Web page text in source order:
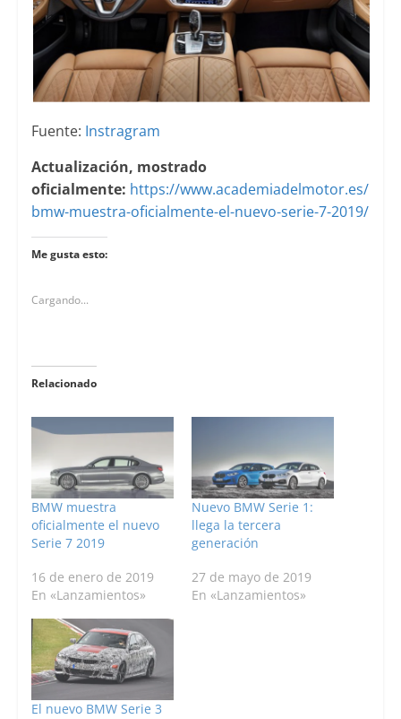
Fuente: Instragram
Actualización, mostrado
oficialmente: https://www.academiadelmotor.es/
bmw-muestra-oficialmente-el-nuevo-serie-7-2019/
Me gusta esto:
Cargando...
Relacionado
BMW muestra
oficialmente el nuevo
Serie 7 2019
16 de enero de 2019
En «Lanzamientos»
Nuevo BMW Serie 1:
llega la tercera
generación
27 de mayo de 2019
En «Lanzamientos»
El nuevo BMW Serie 3